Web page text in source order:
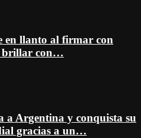
en llanto al firmar con
brillar con…
a Argentina y conquista su
gracias a un…